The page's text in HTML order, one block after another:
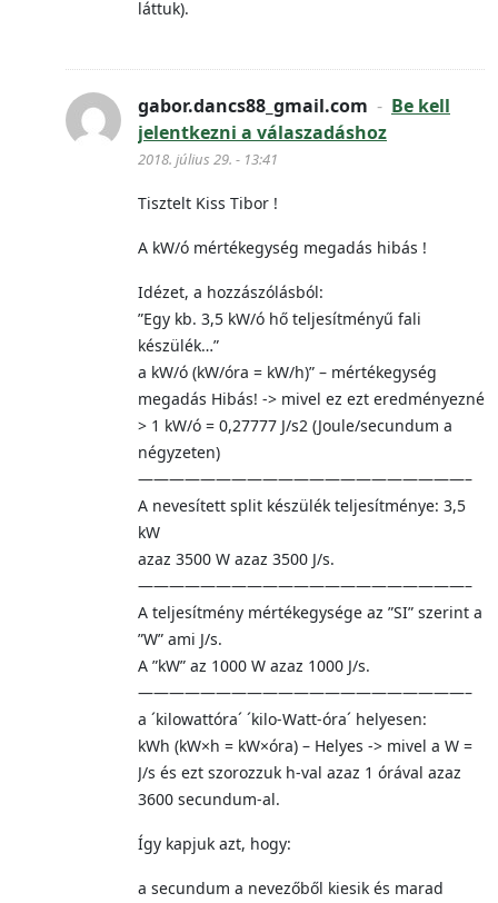
láttuk).
gabor.dancs88_gmail.com - Be kell
jelentkezni a válaszadáshoz
2018. július 29. - 13:41
Tisztelt Kiss Tibor !
A kW/ó mértékegység megadás hibás !
Idézet, a hozzászólásból:
”Egy kb. 3,5 kW/ó hő teljesítményű fali
készülék…”
a kW/ó (kW/óra = kW/h)” – mértékegység
megadás Hibás! -> mivel ez ezt eredményezné
> 1 kW/ó = 0,27777 J/s2 (Joule/secundum a
négyzeten)
—————————————————————–
A nevesített split készülék teljesítménye: 3,5
kW
azaz 3500 W azaz 3500 J/s.
—————————————————————–
A teljesítmény mértékegysége az ”SI” szerint a
”W” ami J/s.
A ”kW” az 1000 W azaz 1000 J/s.
—————————————————————–
a ´kilowattóra´ ´kilo-Watt-óra´ helyesen:
kWh (kW×h = kW×óra) – Helyes -> mivel a W =
J/s és ezt szorozzuk h-val azaz 1 órával azaz
3600 secundum-al.
Így kapjuk azt, hogy:
a secundum a nevezőből kiesik és marad